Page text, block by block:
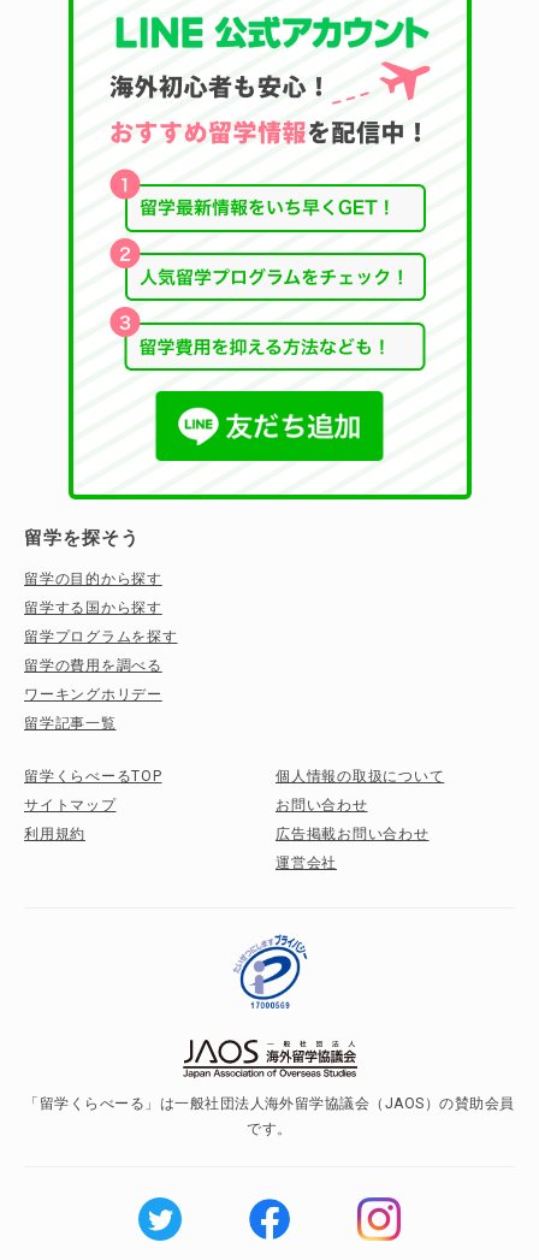
留学を探そう
留学の目的から探す
留学する国から探す
留学プログラムを探す
留学の費用を調べる
ワーキングホリデー
留学記事一覧
留学くらべーるTOP
サイトマップ
利用規約
個人情報の取扱について
お問い合わせ
広告掲載お問い合わせ
運営会社
「留学くらべーる」は一般社団法人海外留学協議会（JAOS）の賛助会員
です。